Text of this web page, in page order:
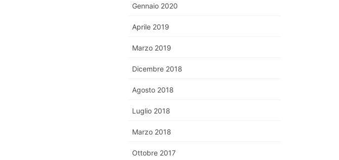
Gennaio 2020
Aprile 2019
Marzo 2019
Dicembre 2018
Agosto 2018
Luglio 2018
Marzo 2018
Ottobre 2017